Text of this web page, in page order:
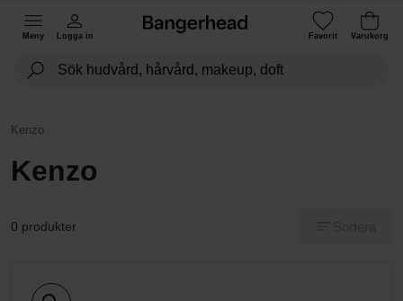
Meny Logga in Favorit Varukorg
Kenzo
Kenzo
0 produkter